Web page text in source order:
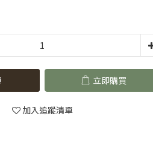
立即購買
加入追蹤清單